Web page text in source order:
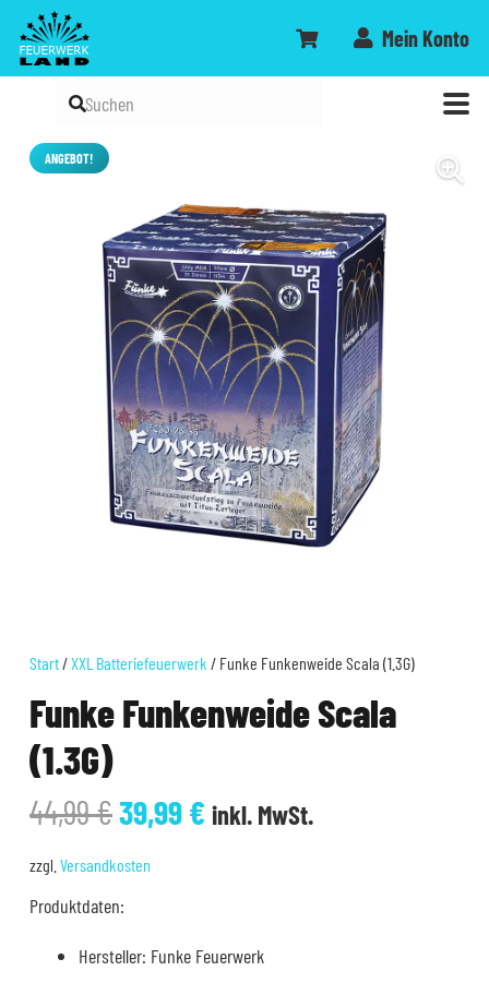
Mein Konto
ANGEBOT!
Start/XXL Batteriefeuerwerk / Funke Funkenweide Scala (1.3G)
Funke Funkenweide Scala
(1.3G)
44,99€Ursprünglicher
Preis
war:
44,99 €
39,99€Aktueller
inkl. MwSt.
zzgl. Versandkosten
Produktdaten:
Hersteller: Funke Feuerwerk